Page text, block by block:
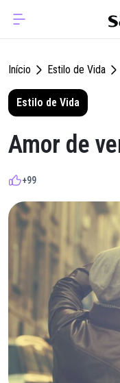
Início Estilo de Vida
Estilo de Vida
Amor de
+99